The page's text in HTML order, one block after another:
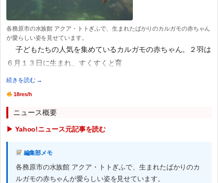
各務原市の水族館 アクア・トトぎふで、生まれたばかりのカルガモの赤ちゃん
が愛らしい姿を見せています。
子どもたちの人気を集めているカルガモの赤ちゃん。２羽は
６月１３日に生まれ、すくすくと育
続きを読む →
18res/h
ニュース概要
▶ Yahoo!ニュース元記事を読む
編集部メモ
各務原市の水族館 アクア・トトぎふで、生まれたばかりのカ
ルガモの赤ちゃんが愛らしい姿を見せています。